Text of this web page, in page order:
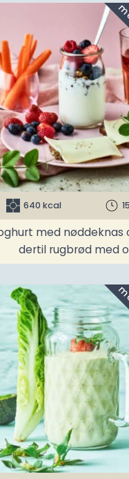
640 kcal
med
dertil rugbrød med